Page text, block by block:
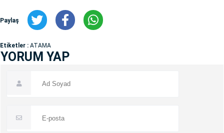
Paylaş
Etiketler : ATAMA
YORUM YAP